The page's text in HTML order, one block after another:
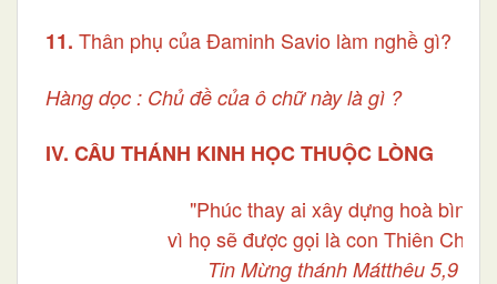
11. Thân phụ của Đaminh Savio làm nghề gì?
Hàng dọc : Chủ đề của ô chữ này là gì ?
IV. CÂU THÁNH KINH HỌC THUỘC LÒNG
"Phúc thay ai xây dựng hoà bình,
vì họ sẽ được gọi là con Thiên
Tin Mừng thánh Mátthêu 5,9